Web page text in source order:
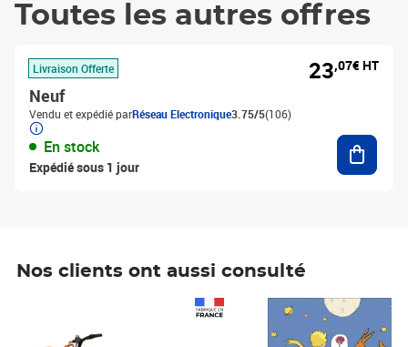
Toutes les autres offres
Livraison Offerte
Neuf
Vendu et expédié parRéseau Electronique3.75/5(106)
En stock
Expédié sous 1 jour
23,07€ HT
Nos clients ont aussi consulté
Prix 6,25€ HT